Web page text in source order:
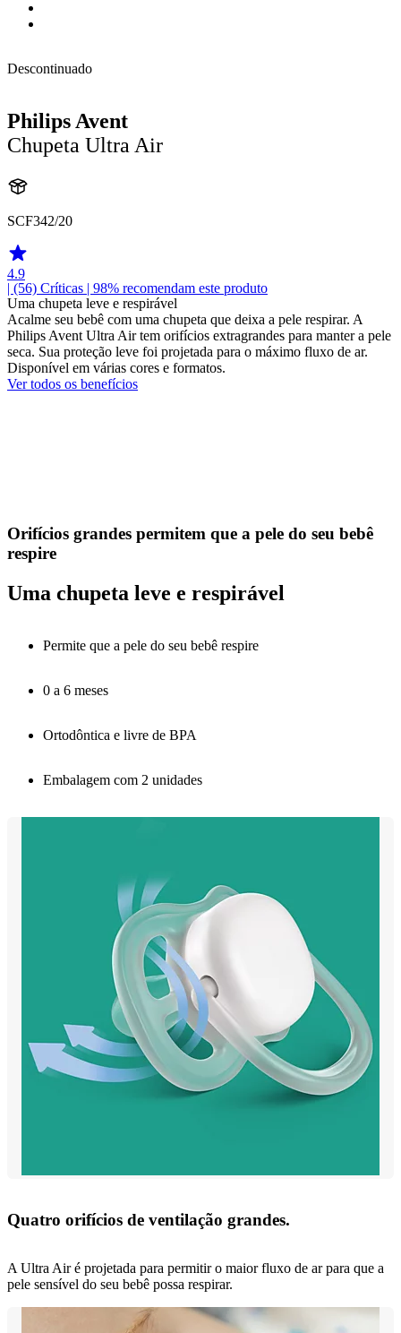
Descontinuado
Philips Avent
Chupeta Ultra Air
SCF342/20
4.9
| (56) Críticas | 98% recomendam este produto
Uma chupeta leve e respirável
Acalme seu bebê com uma chupeta que deixa a pele respirar. A
Philips Avent Ultra Air tem orifícios extragrandes para manter a pele
seca. Sua proteção leve foi projetada para o máximo fluxo de ar.
Disponível em várias cores e formatos.
Ver todos os benefícios
Orifícios grandes permitem que a pele do seu bebê
respire
Uma chupeta leve e respirável
Permite que a pele do seu bebê respire
0 a 6 meses
Ortodôntica e livre de BPA
Embalagem com 2 unidades
Quatro orifícios de ventilação grandes.
A Ultra Air é projetada para permitir o maior fluxo de ar para que a
pele sensível do seu bebê possa respirar.